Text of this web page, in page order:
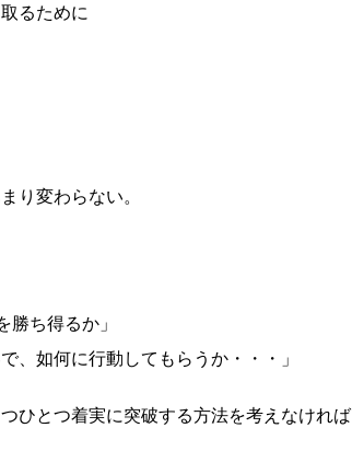
るために
り変わらない。
勝ち得るか」
、如何に行動してもらうか・・・」
ひとつ着実に突破する方法を考えなければ